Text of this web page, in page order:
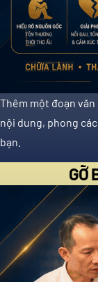
Thêm một đoạn văn
nội dung, phong
bạn.
GỠ